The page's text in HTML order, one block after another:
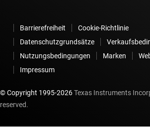
Barrierefreiheit
Cookie-Richtlinie
Datenschutzgrundsätze
Nutzungsbedingungen
Marken
Impressum
© Copyright 1995-2026Texas Instruments
reserved.